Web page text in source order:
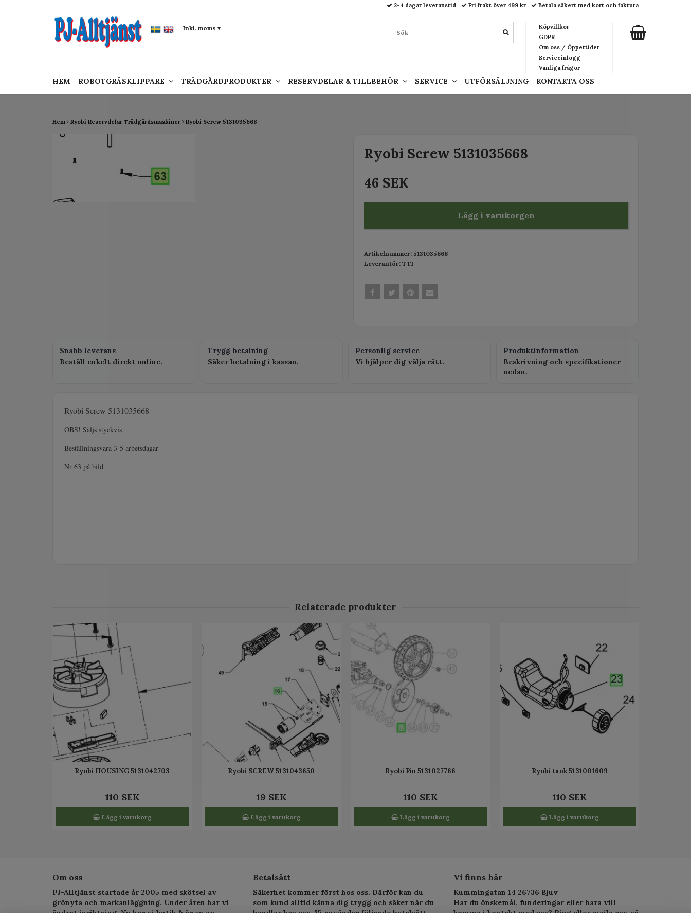
Hem Ryobi Reservdelar Trädgårdsmaskiner Ryobi Screw 5131035668
Ryobi Screw 5131035668
46 SEK
Lägg i varukorgen
Artikelnummer: 5131035668
Leverantör: TTI
Snabb leverans
Beställ enkelt direkt online.
Trygg betalning
Säker betalning i kassan.
Personlig service
Vi hjälper dig välja rätt.
Produktinformation
Beskrivning och specifikationer
nedan.
Ryobi Screw 5131035668
OBS! Säljs styckvis
Beställningsvara 3-5 arbetsdagar
Nr 63 på bild
Relaterade produkter
Ryobi HOUSING 5131042703
110 SEK
Lägg i varukorg
Ryobi SCREW 5131043650
19 SEK
Lägg i varukorg
Ryobi Pin 5131027766
110 SEK
Lägg i varukorg
Ryobi tank 5131001609
110 SEK
Lägg i varukorg
Om oss
PJ-Alltjänst startade år 2005 med skötsel av
grönyta och markanläggning. Under åren har vi
ändrat inriktning. Nu har vi butik & är en av
Betalsätt
Säkerhet kommer först hos oss. Därför kan du
som kund alltid känna dig trygg och säker när du
handlar hos oss. Vi använder följande betalsätt.
Vi finns här
Kummingatan 14 26736 Bjuv
Har du önskemål, funderingar eller bara vill
komma i kontakt med oss? Ring eller maila oss, så
Inkl. moms ▾
2-4 dagar leveranstid Fri frakt över 499 kr Betala säkert med kort och faktura
Köpvillkor
GDPR
Om oss / Öppettider
Serviceinlogg
Vanliga frågor
HEM ROBOTGRÄSKLIPPARE TRÄDGÅRDPRODUKTER RESERVDELAR & TILLBEHÖR SERVICE UTFÖRSÄLJNING KONTAKTA OSS